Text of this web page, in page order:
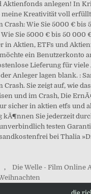
, Die Welle - Film Online